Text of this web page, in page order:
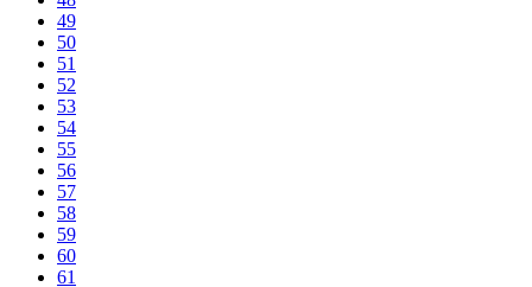
49
50
51
52
53
54
55
56
57
58
59
60
61